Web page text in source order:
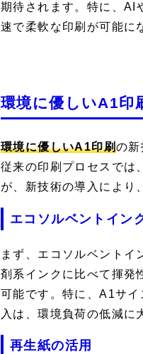
期待されます。特に、AI
速で柔軟な印刷が可能に
環境に優しいA1印
環境に優しいA1印刷の新
従来の印刷プロセスでは
が、新技術の導入により
エコソルベントイン
まず、エコソルベントイ
剤系インクに比べて揮発
可能です。特に、A1サ
入は、環境負荷の低減に
再生紙の活用